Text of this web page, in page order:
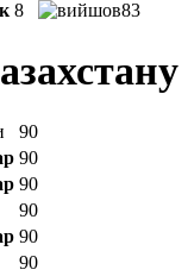
8 83
90
90
90
90
90
90